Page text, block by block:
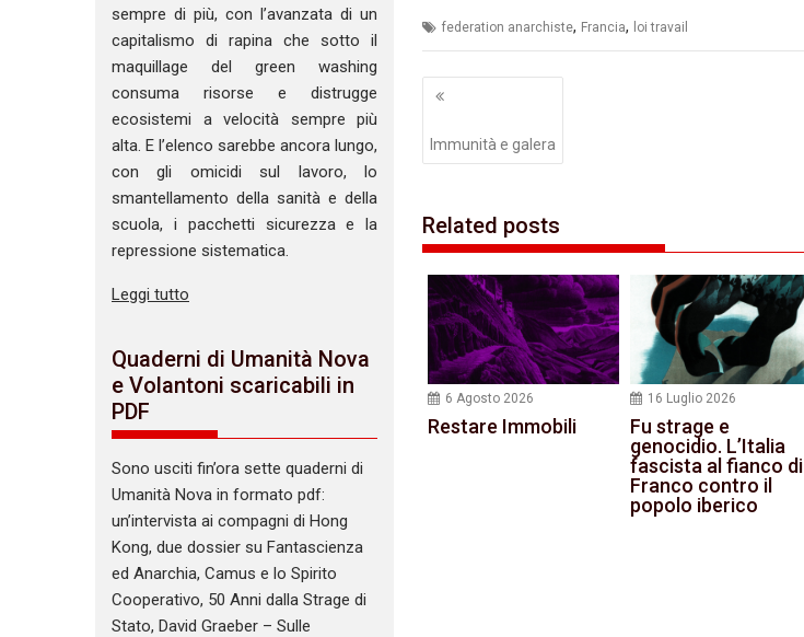
federation anarchiste, Francia, loi travail
Navigazione
Immunità e galera
Related posts
6 Agosto 2026
Restare Immobili
16 Luglio 2026
Fu strage e
genocidio. L’Italia
fascista al fianco di
Franco contro il
popolo iberico
sempre di più, con l’avanzata di un
capitalismo di rapina che sotto il
maquillage del green washing
consuma risorse e distrugge
ecosistemi a velocità sempre più
alta. E l’elenco sarebbe ancora lungo,
con gli omicidi sul lavoro, lo
smantellamento della sanità e della
scuola, i pacchetti sicurezza e la
repressione sistematica.
Leggi tutto
Quaderni di Umanità Nova
e Volantoni scaricabili in
PDF
Sono usciti fin’ora sette quaderni di
Umanità Nova in formato pdf:
un’intervista ai compagni di Hong
Kong, due dossier su Fantascienza
ed Anarchia, Camus e lo Spirito
Cooperativo, 50 Anni dalla Strage di
Stato, David Graeber – Sulle